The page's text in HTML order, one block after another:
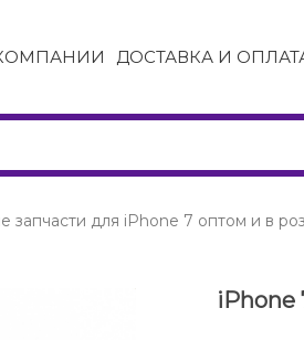
ДОСТАВКА И
запчасти для iPhone 7 оптом и в
iPhone